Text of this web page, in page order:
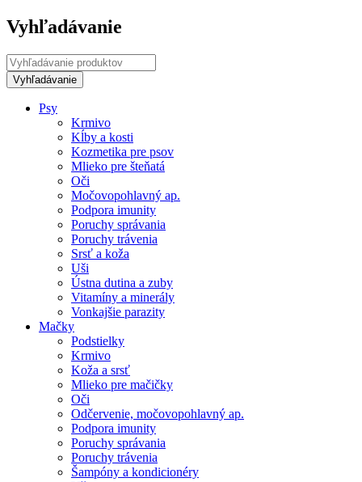
Vyhľadávanie
Psy
Krmivo
Kĺby a kosti
Kozmetika pre psov
Mlieko pre šteňatá
Oči
Močovopohlavný ap.
Podpora imunity
Poruchy správania
Poruchy trávenia
Srsť a koža
Uši
Ústna dutina a zuby
Vitamíny a minerály
Vonkajšie parazity
Mačky
Podstielky
Krmivo
Koža a srsť
Mlieko pre mačičky
Oči
Odčervenie, močovopohlavný ap.
Podpora imunity
Poruchy správania
Poruchy trávenia
Šampóny a kondicionéry